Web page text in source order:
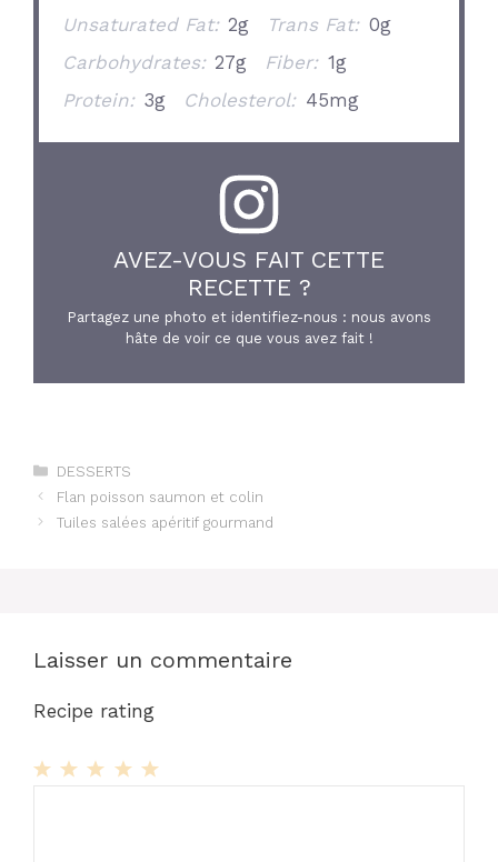
Unsaturated Fat: 2g Trans Fat: 0g
Carbohydrates: 27g Fiber: 1g
Protein: 3g Cholesterol: 45mg
AVEZ-VOUS FAIT CETTE
RECETTE ?
Partagez une photo et identifiez-nous : nous avons
hâte de voir ce que vous avez fait !
Catégories
DESSERTS
Flan poisson saumon et colin
Tuiles salées apéritif gourmand
Laisser un commentaire
Recipe rating